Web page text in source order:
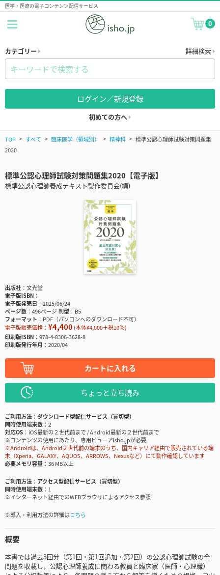
医学・医療の電子コンテンツ配信サービス
0
カテゴリー 詳細検索
ログイン／新規登録
初めての方へ
TOP すべて 臨床医学（領域別） 精神科
標準公認心理師試験対策問題集
2020
標準公認心理師試験対策問題集2020【電子版】
標準公認心理師養成テキスト製作委員会(編)
出版社
文光堂
電子版ISBN
電子版発売日
2025/06/24
ページ数
496ページ判型
B5
フォーマット
PDF（パソコンへのダウンロード不可）
電子版販売価格： ¥4,400(本体¥4,000＋税10％)
印刷版ISBN
978-4-8306-3628-8
印刷版発行年月
2020/04
カートに入れる
ちょっと立ち読み
ご利用方法
ダウンロード型配信サービス（買切型）
同時使用端末数
2
対応OS
iOS最新の２世代前まで / Android最新の２世代前まで
※コンテンツの使用にあたり、専用ビューアisho.jpが必要
※Androidは、Android２世代前の端末のうち、国内キャリア経由で販売されている端
末（Xperia、GALAXY、AQUOS、ARROWS、Nexusなど）にて動作確認しています
必要メモリ容量
36 MB以上
ご利用方法
アクセス型配信サービス（買切型）
同時使用端末数
1
※インターネット経由でのWEBブラウザによるアクセス参照
※導入・利用方法の詳細はこちら
概要
本書では過去3回分（第1回・第1回追加・第2回）の公認心理師試験の全
問題を収載し，公認心理師養成に関わる教員と臨床家（医師・心理職）